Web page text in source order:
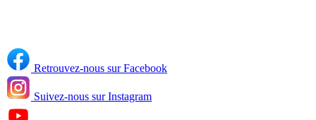
Retrouvez-nous sur Facebook
Suivez-nous sur Instagram